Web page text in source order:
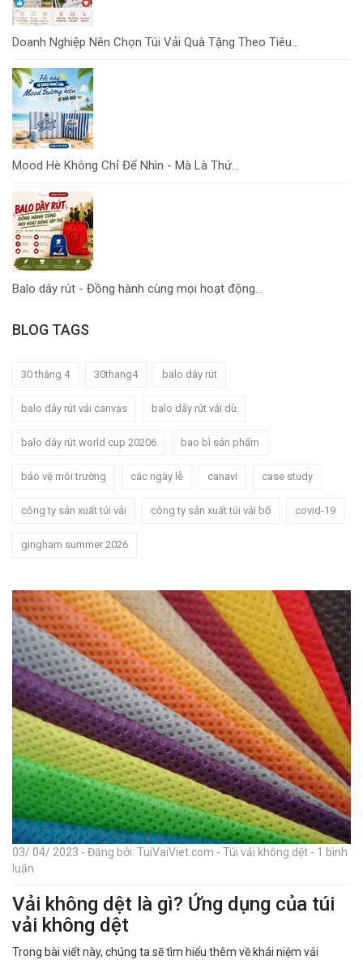
Doanh Nghiệp Nên Chọn Túi Vải Quà Tặng Theo Tiêu...
Mood Hè Không Chỉ Để Nhìn - Mà Là Thứ...
Balo dây rút - Đồng hành cùng mọi hoạt động...
BLOG TAGS
30 tháng 4 30thang4 balo dây rút
balo dây rút vải canvas balo dây rút vải dù
balo dây rút world cup 20206 bao bì sản phẩm
bảo vệ môi trường các ngày lễ canavi case study
công ty sản xuất túi vải công ty sản xuất túi vải bố covid-19
gingham summer 2026
03/ 04/ 2023 - Đăng bởi: TuiVaiViet.com - Túi vải không dệt - 1 bình
luận
Vải không dệt là gì? Ứng dụng của túi
vải không dệt
Trong bài viết này, chúng ta sẽ tìm hiểu thêm về khái niệm vải